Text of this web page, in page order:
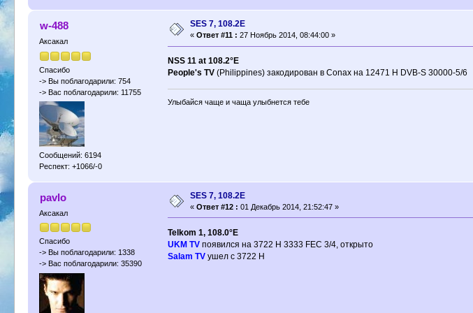
w-488
Аксакал
Спасибо
-> Вы поблагодарили: 754
-> Вас поблагодарили: 11755
Сообщений: 6194
Респект: +1066/-0
SES 7, 108.2E
«Ответ #11 : 27 Ноябрь 2014, 08:44:00 »
NSS 11 at 108.2°E
People's TV(Philippines) закодирован в Conax на 12471 H DVB-S 30000-5/6
Улыбайся чаще и чаща улыбнется тебе
pavlo
Аксакал
Спасибо
-> Вы поблагодарили: 1338
-> Вас поблагодарили: 35390
SES 7, 108.2E
«Ответ #12 : 01 Декабрь 2014, 21:52:47 »
Telkom 1, 108.0°E
UKM TVпоявился на 3722 H 3333 FEC 3/4, открыто
Salam TVушел с 3722 Н